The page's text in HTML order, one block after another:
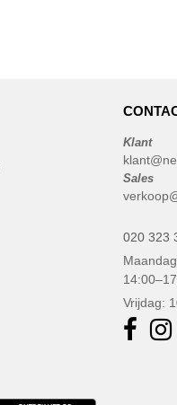
Klant
Sales
020 323
Vrijdag: